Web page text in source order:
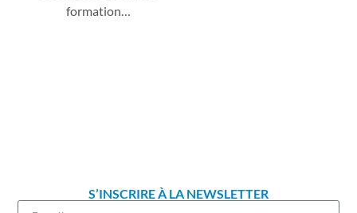
formation…
S’INSCRIRE À LA NEWSLETTER